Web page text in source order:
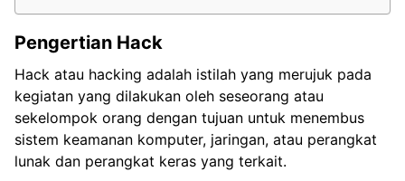
Pengertian Hack
Hack atau hacking adalah istilah yang merujuk pada
kegiatan yang dilakukan oleh seseorang atau
sekelompok orang dengan tujuan untuk menembus
sistem keamanan komputer, jaringan, atau perangkat
lunak dan perangkat keras yang terkait.